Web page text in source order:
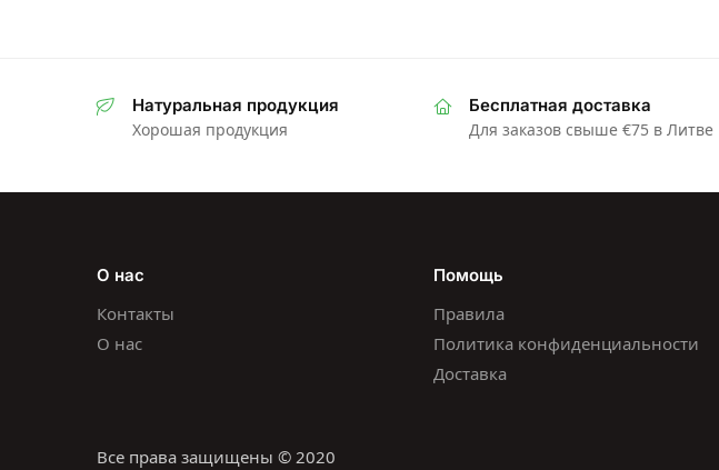
Натуральная продукция
Хорошая продукция
Бесплатная доставка
Для заказов свыше €75 в Литве
О нас
Контакты
О нас
Помощь
Правила
Политика конфиденциальности
Доставка
Все права защищены © 2020